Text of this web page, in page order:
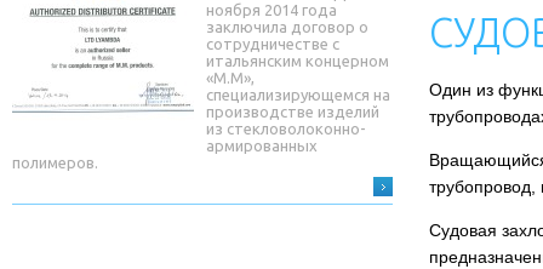
ноября 2014 года
заключила договор о
сотрудничестве с
итальянским концерном
«М.М»,
специализирующемся на
производстве изделий
из стекловолоконно-
армированных
полимеров.
Один из
Вращающийся
трубопровод,
Судовая